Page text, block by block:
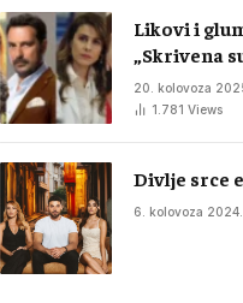
Likovi i
„Skrivena
20. kolovoza
1.781 Views
Divlje srce
6. kolovoza 2024.